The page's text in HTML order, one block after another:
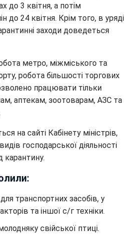
до 3 квітня, а потім
до 24 квітня. Крім того, в уряді
заходи доведеться
метро, міжміського та
робота більшості торгових
працювати тільки
аптекам, зоотоварам, АЗС та
на сайті Кабінету міністрів,
господарської діяльності
карантину.
транспортних засобів, у
та іншої с/г техніки.
свійської птиці.